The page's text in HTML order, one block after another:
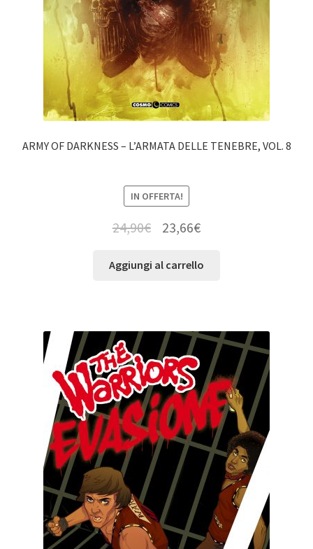
ARMY OF DARKNESS – L’ARMATA DELLE TENEBRE, VOL. 8
IN OFFERTA!
24,90€ 23,66€
Aggiungi al carrello